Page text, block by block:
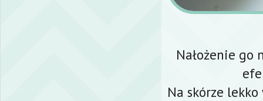
Nałożenie go
Na skórze